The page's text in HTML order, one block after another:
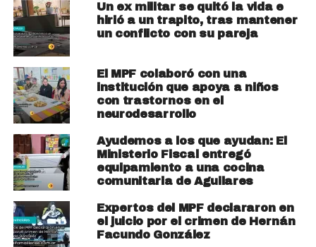
Un ex militar se quitó la vida e
hirió a un trapito, tras mantener
un conflicto con su pareja
El MPF colaboró con una
institución que apoya a niños
con trastornos en el
neurodesarrollo
Ayudemos a los que ayudan: El
Ministerio Fiscal entregó
equipamiento a una cocina
comunitaria de Aguilares
Expertos del MPF declararon en
el juicio por el crimen de Hernán
Facundo González